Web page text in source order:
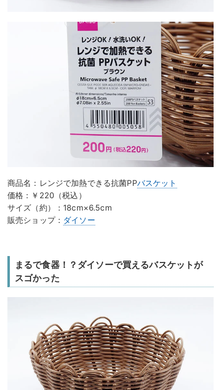
商品名：レンジで加熱できる抗菌PPバスケット
価格：￥220（税込）
サイズ（約）：18cm×6.5cm
販売ショップ： ダイソー
まるで食器！？ダイソーで買えるバスケットが
スゴかった